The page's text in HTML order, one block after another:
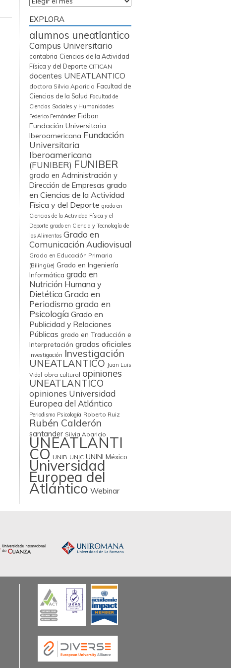
EXPLORA
alumnos uneatlantico
Campus Universitario
cantabria Ciencias de la Actividad
Física y del Deporte CITICAN
docentes UNEATLANTICO
doctora Silvia Aparicio Facultad de
Ciencias de la Salud Facultad de
Ciencias Sociales y Humanidades
Federico Fernández Fidban
Fundación Universitaria
Iberoamericana Fundación
Universitaria
Iberoamericana
(FUNIBER) FUNIBER
grado en Administración y
Dirección de Empresas grado
en Ciencias de la Actividad
Física y del Deporte grado en
Ciencias de la Actividad Física y el
Deporte grado en Ciencia y Tecnología de
los Alimentos Grado en
Comunicación Audiovisual
Grado en Educación Primaria
(Bilingüe) Grado en Ingeniería
Informática grado en
Nutrición Humana y
Dietética Grado en
Periodismo grado en
Psicología Grado en
Publicidad y Relaciones
Públicas grado en Traducción e
Interpretación grados oficiales
investigación Investigación
UNEATLANTICO Juan Luis
Vidal
obra cultural opiniones
UNEATLANTICO
opiniones Universidad
Europea del Atlántico
Periodismo Psicología Roberto Ruiz
Rubén Calderón
santander Silvia Aparicio
UNEATLANTI
CO UNIB UNIC UNINI México
Universidad
Europea del
Atlántico Webinar